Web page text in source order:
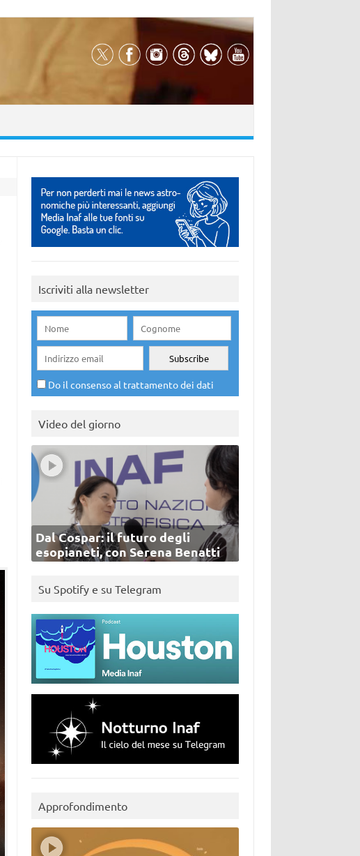
Iscriviti alla newsletter
Do il consenso al trattamento dei dati
Video del giorno
Dal Cospar: il futuro degli
esopianeti, con Serena Benatti
Su Spotify e su Telegram
Approfondimento